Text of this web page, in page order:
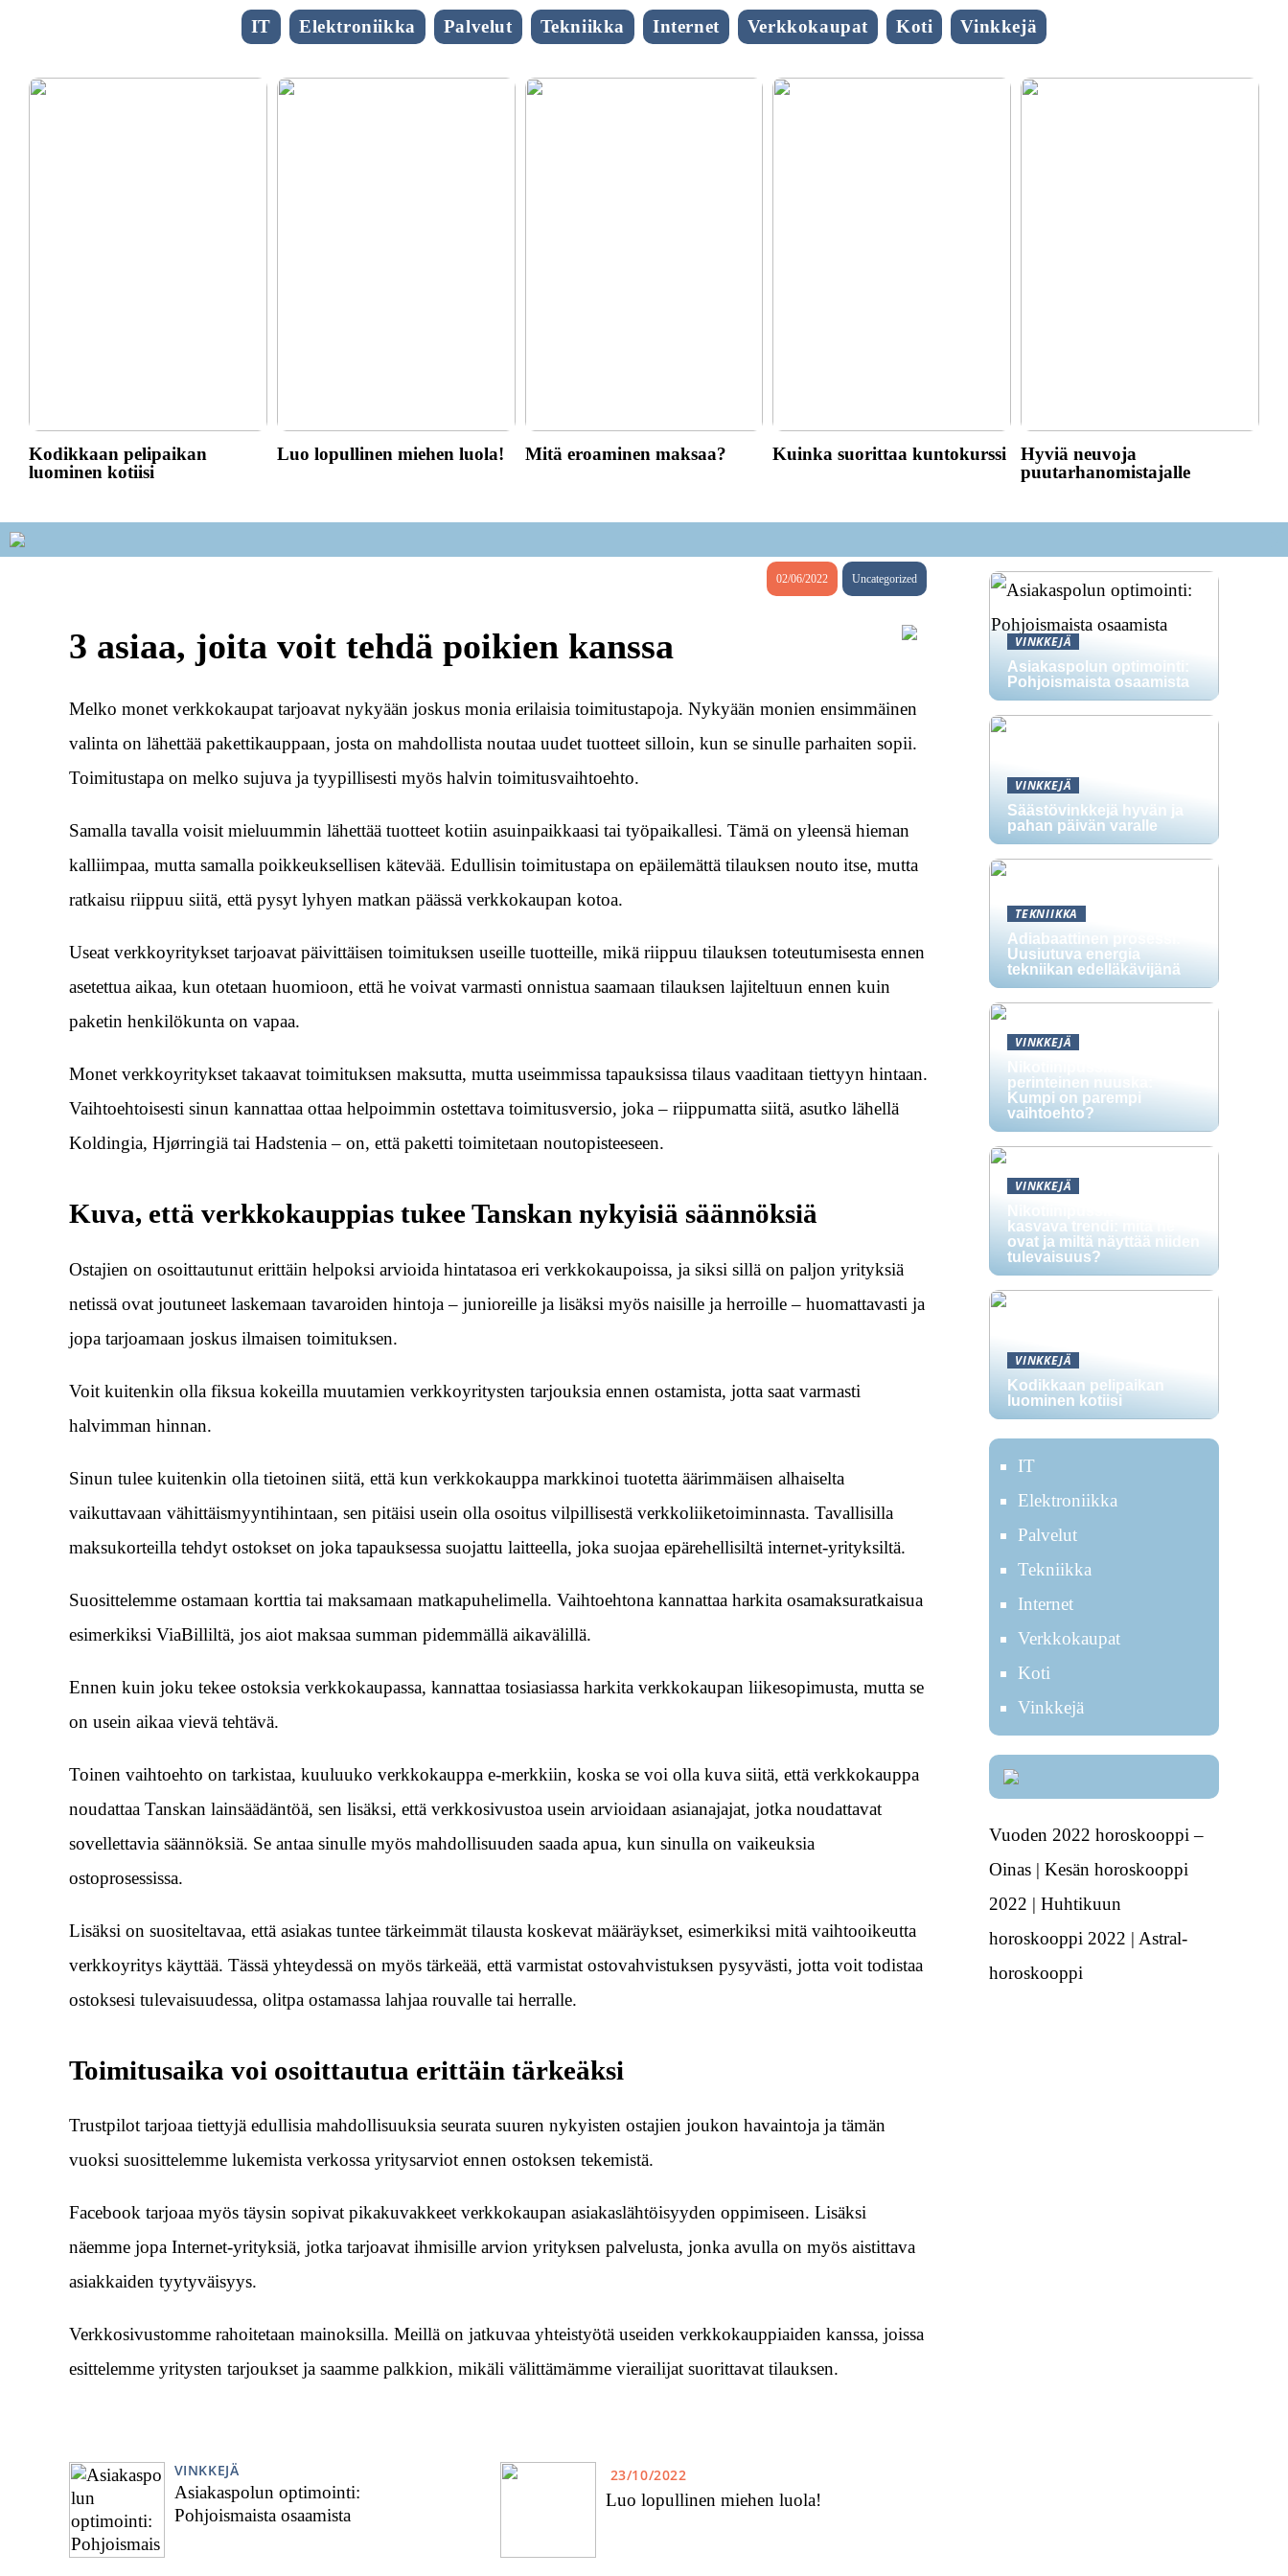
IT Elektroniikka Palvelut Tekniikka Internet Verkkokaupat Koti Vinkkejä
Kodikkaan pelipaikan
luominen kotiisi
Luo lopullinen miehen luola! Mitä eroaminen maksaa? Kuinka suorittaa kuntokurssi
Hyviä neuvoja
puutarhanomistajalle
02/06/2022 Uncategorized
3 asiaa, joita voit tehdä poikien kanssa
Melko monet verkkokaupat tarjoavat nykyään joskus monia erilaisia toimitustapoja. Nykyään monien ensimmäinen
valinta on lähettää pakettikauppaan, josta on mahdollista noutaa uudet tuotteet silloin, kun se sinulle parhaiten sopii.
Toimitustapa on melko sujuva ja tyypillisesti myös halvin toimitusvaihtoehto.
Samalla tavalla voisit mieluummin lähettää tuotteet kotiin asuinpaikkaasi tai työpaikallesi. Tämä on yleensä hieman
kalliimpaa, mutta samalla poikkeuksellisen kätevää. Edullisin toimitustapa on epäilemättä tilauksen nouto itse, mutta
ratkaisu riippuu siitä, että pysyt lyhyen matkan päässä verkkokaupan kotoa.
Useat verkkoyritykset tarjoavat päivittäisen toimituksen useille tuotteille, mikä riippuu tilauksen toteutumisesta ennen
asetettua aikaa, kun otetaan huomioon, että he voivat varmasti onnistua saamaan tilauksen lajiteltuun ennen kuin
paketin henkilökunta on vapaa.
Monet verkkoyritykset takaavat toimituksen maksutta, mutta useimmissa tapauksissa tilaus vaaditaan tiettyyn hintaan.
Vaihtoehtoisesti sinun kannattaa ottaa helpoimmin ostettava toimitusversio, joka – riippumatta siitä, asutko lähellä
Koldingia, Hjørringiä tai Hadstenia – on, että paketti toimitetaan noutopisteeseen.
Kuva, että verkkokauppias tukee Tanskan nykyisiä säännöksiä
Ostajien on osoittautunut erittäin helpoksi arvioida hintatasoa eri verkkokaupoissa, ja siksi sillä on paljon yrityksiä
netissä ovat joutuneet laskemaan tavaroiden hintoja – junioreille ja lisäksi myös naisille ja herroille – huomattavasti ja
jopa tarjoamaan joskus ilmaisen toimituksen.
Voit kuitenkin olla fiksua kokeilla muutamien verkkoyritysten tarjouksia ennen ostamista, jotta saat varmasti
halvimman hinnan.
Sinun tulee kuitenkin olla tietoinen siitä, että kun verkkokauppa markkinoi tuotetta äärimmäisen alhaiselta
vaikuttavaan vähittäismyyntihintaan, sen pitäisi usein olla osoitus vilpillisestä verkkoliiketoiminnasta. Tavallisilla
maksukorteilla tehdyt ostokset on joka tapauksessa suojattu laitteella, joka suojaa epärehellisiltä internet-yrityksiltä.
Suosittelemme ostamaan korttia tai maksamaan matkapuhelimella. Vaihtoehtona kannattaa harkita osamaksuratkaisua
esimerkiksi ViaBilliltä, jos aiot maksaa summan pidemmällä aikavälillä.
Ennen kuin joku tekee ostoksia verkkokaupassa, kannattaa tosiasiassa harkita verkkokaupan liikesopimusta, mutta se
on usein aikaa vievä tehtävä.
Toinen vaihtoehto on tarkistaa, kuuluuko verkkokauppa e-merkkiin, koska se voi olla kuva siitä, että verkkokauppa
noudattaa Tanskan lainsäädäntöä, sen lisäksi, että verkkosivustoa usein arvioidaan asianajajat, jotka noudattavat
sovellettavia säännöksiä. Se antaa sinulle myös mahdollisuuden saada apua, kun sinulla on vaikeuksia
ostoprosessissa.
Lisäksi on suositeltavaa, että asiakas tuntee tärkeimmät tilausta koskevat määräykset, esimerkiksi mitä vaihtooikeutta
verkkoyritys käyttää. Tässä yhteydessä on myös tärkeää, että varmistat ostovahvistuksen pysyvästi, jotta voit todistaa
ostoksesi tulevaisuudessa, olitpa ostamassa lahjaa rouvalle tai herralle.
Toimitusaika voi osoittautua erittäin tärkeäksi
Trustpilot tarjoaa tiettyjä edullisia mahdollisuuksia seurata suuren nykyisten ostajien joukon havaintoja ja tämän
vuoksi suosittelemme lukemista verkossa yritysarviot ennen ostoksen tekemistä.
Facebook tarjoaa myös täysin sopivat pikakuvakkeet verkkokaupan asiakaslähtöisyyden oppimiseen. Lisäksi
näemme jopa Internet-yrityksiä, jotka tarjoavat ihmisille arvion yrityksen palvelusta, jonka avulla on myös aistittava
asiakkaiden tyytyväisyys.
Verkkosivustomme rahoitetaan mainoksilla. Meillä on jatkuvaa yhteistyötä useiden verkkokauppiaiden kanssa, joissa
esittelemme yritysten tarjoukset ja saamme palkkion, mikäli välittämämme vierailijat suorittavat tilauksen.
VINKKEJÄ
Asiakaspolun optimointi:
Pohjoismaista osaamista
23/10/2022
Luo lopullinen miehen luola!
VINKKEJÄ
Asiakaspolun optimointi:
Pohjoismaista osaamista
VINKKEJÄ
Säästövinkkejä hyvän ja
pahan päivän varalle
TEKNIIKKA
Adiabaattinen prosessi:
Uusiutuva energia
tekniikan edelläkävijänä
VINKKEJÄ
Nikotiinipussit vs.
perinteinen nuuska:
Kumpi on parempi
vaihtoehto?
VINKKEJÄ
Nikotiinipussit ovat
kasvava trendi: mitä ne
ovat ja miltä näyttää niiden
tulevaisuus?
VINKKEJÄ
Kodikkaan pelipaikan
luominen kotiisi
IT
Elektroniikka
Palvelut
Tekniikka
Internet
Verkkokaupat
Koti
Vinkkejä
Vuoden 2022 horoskooppi –
Oinas | Kesän horoskooppi
2022 | Huhtikuun
horoskooppi 2022 | Astral-
horoskooppi